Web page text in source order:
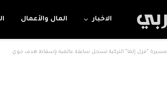
الاخبار المال والأعمال
مسيرة “قزل إلما” التركية تسجل سابقة عالمية بإسقاط هدف جوي